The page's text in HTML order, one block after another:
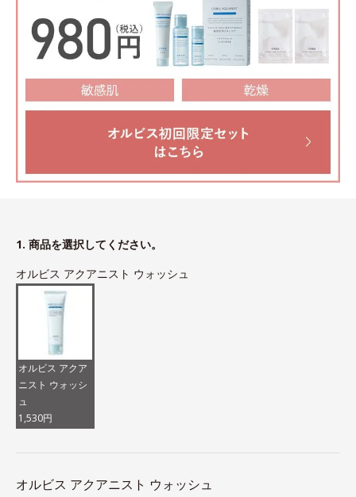
1. 商品を選択してください。
オルビス アクアニスト ウォッシュ
オルビス アクア
ニスト ウォッシ
ュ
1,530円
オルビス アクアニスト ウォッシュ